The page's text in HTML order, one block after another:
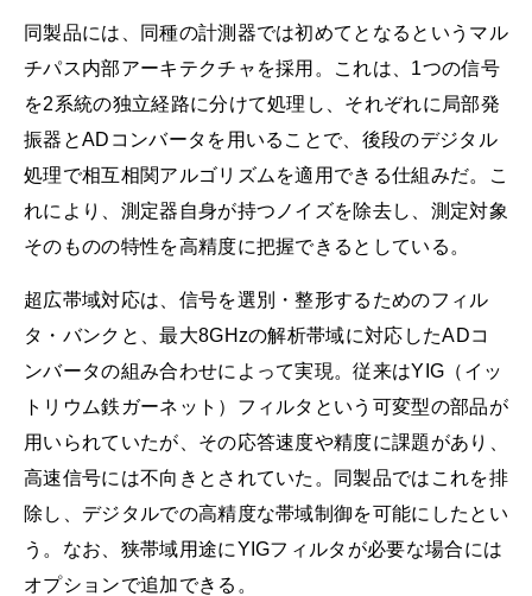
同製品には、同種の計測器では初めてとなるというマル
チパス内部アーキテクチャを採用。これは、1つの信号
を2系統の独立経路に分けて処理し、それぞれに局部発
振器とADコンバータを用いることで、後段のデジタル
処理で相互相関アルゴリズムを適用できる仕組みだ。こ
れにより、測定器自身が持つノイズを除去し、測定対象
そのものの特性を高精度に把握できるとしている。
超広帯域対応は、信号を選別・整形するためのフィル
タ・バンクと、最大8GHzの解析帯域に対応したADコ
ンバータの組み合わせによって実現。従来はYIG（イッ
トリウム鉄ガーネット）フィルタという可変型の部品が
用いられていたが、その応答速度や精度に課題があり、
高速信号には不向きとされていた。同製品ではこれを排
除し、デジタルでの高精度な帯域制御を可能にしたとい
う。なお、狭帯域用途にYIGフィルタが必要な場合には
オプションで追加できる。